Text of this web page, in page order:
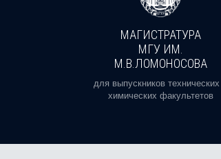
МАГИСТРАТУРА
МГУ ИМ.
М.В.ЛОМОНОСОВА
для выпускников
химических факультетов